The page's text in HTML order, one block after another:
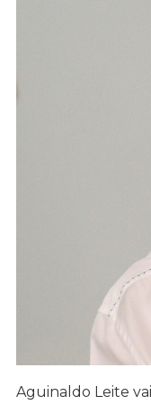
Aguinaldo Leite